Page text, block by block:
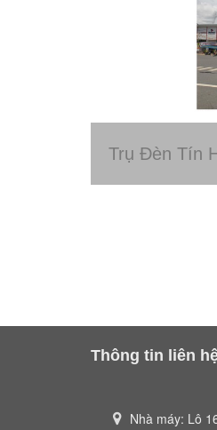
Trụ Đèn Tín
Thông tin liên
Nhà máy: Lô